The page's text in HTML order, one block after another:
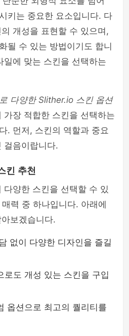
키는 중요한 요소입니다. 다
개성을 표현할 수 있으며,
될 수 있는 방법이기도 합니
일에 맞는 스킨을 선택하는
다양한 Slither.io 스킨 옵션
가장 적합한 스킨을 선택하는
. 먼저, 스킨의 역할과 중요
걸음이랍니다.
킨 추천
다양한 스킨을 선택할 수 있
력 중 하나입니다. 아래에
보겠습니다.
없이 다양한 디자인을 즐길
로도 개성 있는 스킨을 구입
옵션으로 최고의 퀄리티를